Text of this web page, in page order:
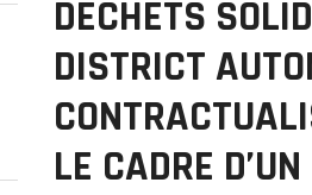
DECHETS
DISTRICT
LE CADRE